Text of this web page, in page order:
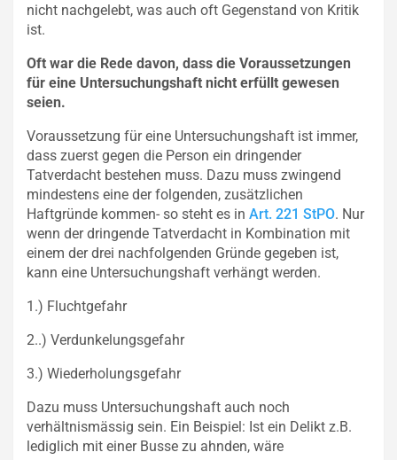
nicht nachgelebt, was auch oft Gegenstand von Kritik
ist.
Oft war die Rede davon, dass die Voraussetzungen
für eine Untersuchungshaft nicht erfüllt gewesen
seien.
Voraussetzung für eine Untersuchungshaft ist immer,
dass zuerst gegen die Person ein dringender
Tatverdacht bestehen muss. Dazu muss zwingend
mindestens eine der folgenden, zusätzlichen
Haftgründe kommen- so steht es in Art. 221 StPO. Nur
wenn der dringende Tatverdacht in Kombination mit
einem der drei nachfolgenden Gründe gegeben ist,
kann eine Untersuchungshaft verhängt werden.
1.) Fluchtgefahr
2..) Verdunkelungsgefahr
3.) Wiederholungsgefahr
Dazu muss Untersuchungshaft auch noch
verhältnismässig sein. Ein Beispiel: Ist ein Delikt z.B.
lediglich mit einer Busse zu ahnden, wäre